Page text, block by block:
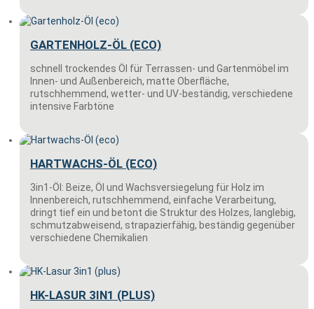
GARTENHOLZ-ÖL (ECO)
schnell trockendes Öl für Terrassen- und Gartenmöbel im
Innen- und Außenbereich, matte Oberfläche,
rutschhemmend, wetter- und UV-beständig, verschiedene
intensive Farbtöne
HARTWACHS-ÖL (ECO)
3in1-Öl: Beize, Öl und Wachsversiegelung für Holz im
Innenbereich, rutschhemmend, einfache Verarbeitung,
dringt tief ein und betont die Struktur des Holzes, langlebig,
schmutzabweisend, strapazierfähig, beständig gegenüber
verschiedene Chemikalien
HK-LASUR 3IN1 (PLUS)